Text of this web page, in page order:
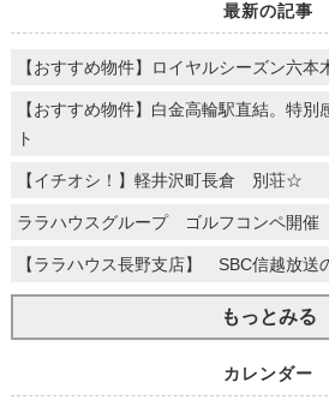
最新の記事
【おすすめ物件】ロイヤルシーズン六本
【おすすめ物件】白金高輪駅直結。特
ト
【イチオシ！】軽井沢町長倉 別荘☆
ララハウスグループ ゴルフコンペ開催
【ララハウス長野支店】 SBC信越放送
もっとみる
カレンダー